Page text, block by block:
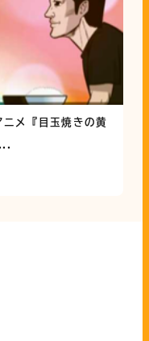
メ『目玉焼きの黄